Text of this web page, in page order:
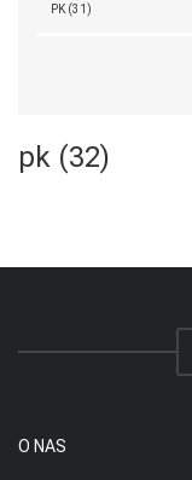
PK (31)
pk (32)
O NAS